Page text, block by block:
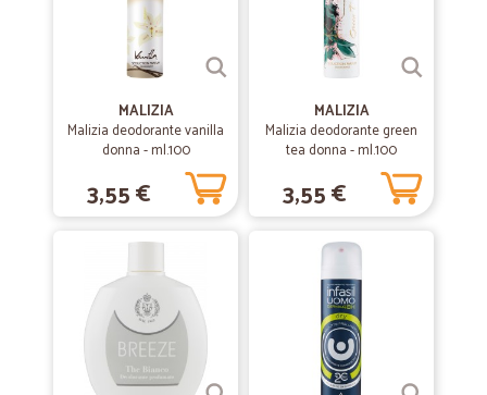
MALIZIA
Malizia deodorante vanilla
donna - ml.100
3,55 €
MALIZIA
Malizia deodorante green
tea donna - ml.100
3,55 €